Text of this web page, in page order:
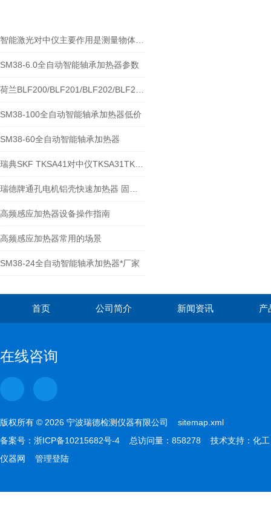
SM38-6.0全自动智能轴承加热器参数
SM38-100全自动智能轴承加热器低价
SM38-60全自动智能轴承加热器
高频感应加热器设备操作指南
高频感应加热器常用的场景
SM38-24全自动智能轴承加热器*厂家
首页 公司简介 新闻资讯 产
在线咨询
版权所有 © 2026 宁波瑞德检测仪器有限公司 sitemap.xml
备案号： 浙ICP备10215682号-4 总访问量：858278 技术支持： 化工
仪器网
管理登陆